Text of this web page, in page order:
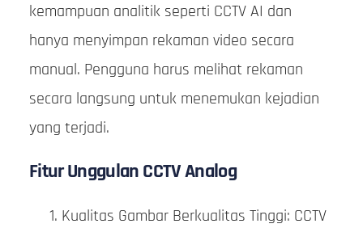
kemampuan analitik seperti CCTV AI dan
hanya menyimpan rekaman video secara
manual. Pengguna harus melihat rekaman
secara langsung untuk menemukan kejadian
yang terjadi.
Fitur Unggulan CCTV Analog
Kualitas Gambar Berkualitas Tinggi: CCTV